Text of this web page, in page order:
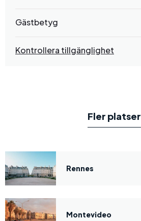
Gästbetyg
Kontrollera tillgänglighet
Fler platser
Rennes
Montevideo